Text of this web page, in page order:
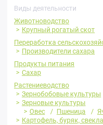
Виды деятельности
Животноводство
Крупный рогатый скот
Переработка
Производители сахара
Продукты питания
Сахар
Растениеводство
Зернобобовые культуры
Зерновые культуры
Овес
Пшеница
Картофель, буряк, свекла